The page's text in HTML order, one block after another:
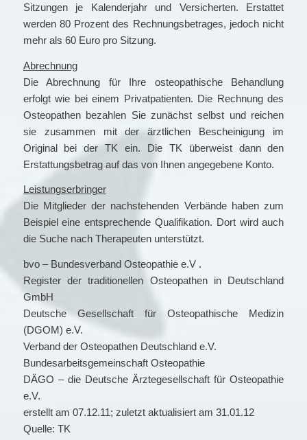
Sitzungen je Kalenderjahr und Versicherten. Erstattet
werden 80 Prozent des Rechnungsbetrages, jedoch nicht
mehr als 60 Euro pro Sitzung.
Abrechnung
Die Abrechnung für Ihre osteopathische Behandlung
erfolgt wie bei einem Privatpatienten. Die Rechnung des
Osteopathen bezahlen Sie zunächst selbst und reichen
sie zusammen mit der ärztlichen Bescheinigung im
Original bei der TK ein. Die TK überweist dann den
Erstattungsbetrag auf das von Ihnen angegebene Konto.
Leistungserbringer
Die Mitglieder der nachstehenden Verbände haben zum
Beispiel eine entsprechende Qualifikation. Dort wird auch
die Suche nach Therapeuten unterstützt.
bvo – Bundesverband Osteopathie e.V .
Register der traditionellen Osteopathen in Deutschland
GmbH
Deutsche Gesellschaft für Osteopathische Medizin
(DGOM) e.V.
Verband der Osteopathen Deutschland e.V.
Bundesarbeitsgemeinschaft Osteopathie
DÄGO – die Deutsche Ärztegesellschaft für Osteopathie
e.V.
erstellt am 07.12.11; zuletzt aktualisiert am 31.01.12
Quelle: TK